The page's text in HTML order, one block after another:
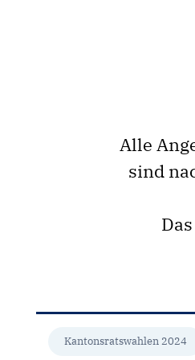
Alle
sind
Kantonsratswahlen 2024